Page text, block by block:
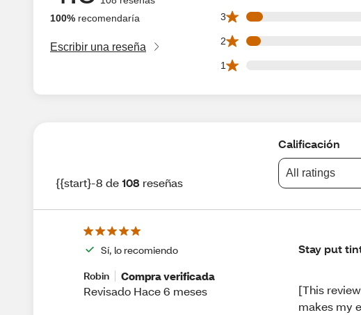
100% recomendaría
Escribir una reseña
3
7 3 star reviews out of 108
2
6 2 star reviews out of 108
1
0 1 star reviews out of 108
{{start}-8 de108 reseñas
Calificación
All ratings
Sí, lo recomiendo
Robin
Compra verificada
Revisado Hace 6 meses
Stay put
[This
makes my